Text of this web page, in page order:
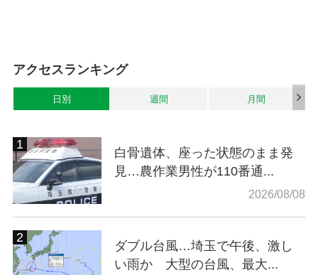
アクセスランキング
日別 週間 月間
白骨遺体、座った状態のまま発
見…農作業男性が110番通...
2026/08/08
ダブル台風…埼玉で午後、激し
い雨か 大型の台風、最大...